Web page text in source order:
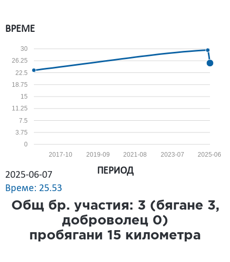
ВРЕМЕ
0
3.75
7.5
11.25
15
18.75
22.5
26.25
30
2025-06
2023-07
2021-08
2019-09
2017-10
2025-06-07
Време: 25.53
ПЕРИОД
Общ бр. участия: 3 (бягане 3,
доброволец 0)
пробягани 15 километра